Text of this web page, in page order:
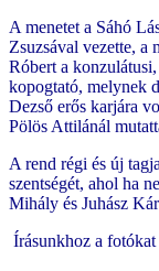
A menetet a Sáhó
Zsuzsával vezette, a
Róbert a
kopogtató, melynek
Dezső erős karjára
Pölös Attilánál
A rend régi és új
szentségét, ahol ha
Mihály és Juhász
Írásunkhoz a